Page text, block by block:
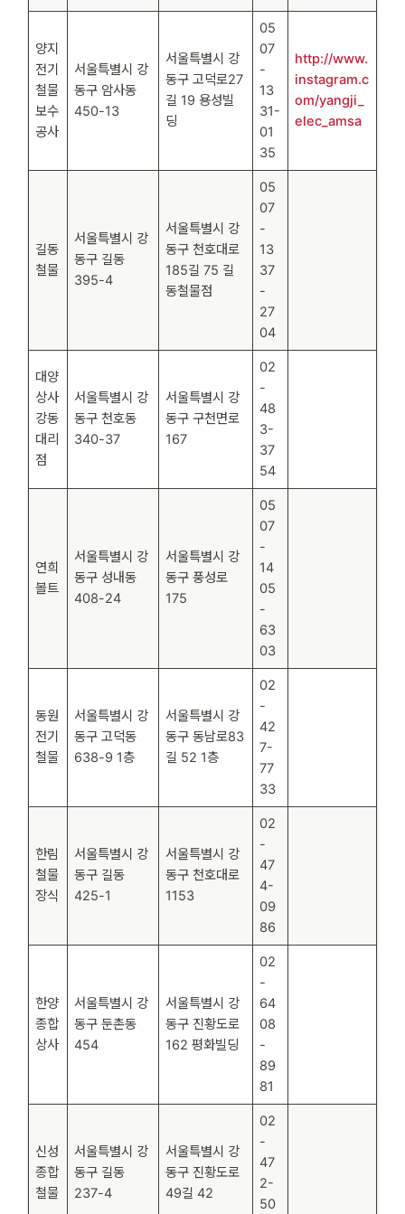
양지
전기
철물
보수
공사
서울특별시 강
동구 암사동
450-13
서울특별시 강
동구 고덕로27
길 19 용성빌
딩
05
07
-
13
31-
01
35
http://www.
instagram.c
om/yangji_
elec_amsa
길동
철물
서울특별시 강
동구 길동
395-4
서울특별시 강
동구 천호대로
185길 75 길
동철물점
05
07
-
13
37
-
27
04
대양
상사
강동
대리
점
서울특별시 강
동구 천호동
340-37
서울특별시 강
동구 구천면로
167
02
-
48
3-
37
54
연희
볼트
서울특별시 강
동구 성내동
408-24
서울특별시 강
동구 풍성로
175
05
07
-
14
05
-
63
03
동원
전기
철물
서울특별시 강
동구 고덕동
638-9 1층
서울특별시 강
동구 동남로83
길 52 1층
02
-
42
7-
77
33
한림
철물
장식
서울특별시 강
동구 길동
425-1
서울특별시 강
동구 천호대로
1153
02
-
47
4-
09
86
한양
종합
상사
서울특별시 강
동구 둔촌동
454
서울특별시 강
동구 진황도로
162 평화빌딩
02
-
64
08
-
89
81
신성
종합
철물
서울특별시 강
동구 길동
237-4
서울특별시 강
동구 진황도로
49길 42
02
-
47
2-
50